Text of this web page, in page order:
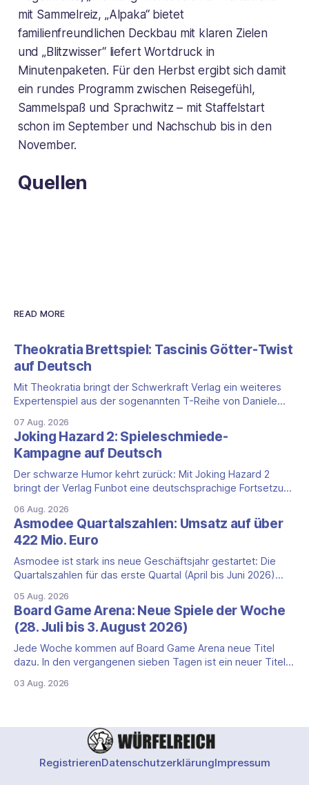
mit Sammelreiz, „Alpaka“ bietet
familienfreundlichen Deckbau mit klaren Zielen
und „Blitzwisser“ liefert Wortdruck in
Minutenpaketen. Für den Herbst ergibt sich damit
ein rundes Programm zwischen Reisegefühl,
Sammelspaß und Sprachwitz – mit Staffelstart
schon im September und Nachschub bis in den
November.
Quellen
READ MORE
Theokratia Brettspiel: Tascinis Götter-Twist
auf Deutsch
Mit Theokratia bringt der Schwerkraft Verlag ein weiteres
Expertenspiel aus der sogenannten T-Reihe von Daniele
Tekhenu und Tzolk'in gehören. Der Aufhänger ist ein
ungewöhnlicher Perspektivwechsel: Sie steuern nicht die
eigene Zivilisation, sondern eine hochentwickelte
außerirdische Gottheit, die vier
07 Aug. 2026
Joking Hazard 2: Spieleschmiede-
Kampagne auf Deutsch
Der schwarze Humor kehrt zurück: Mit Joking Hazard 2
bringt der Verlag Funbot eine deutschsprachige Fortsetzung
Happiness (Explosm) auf die Spieleschmiede. Wir ordnen
ein, was die Kampagne unter dem Motto „Die fiesen
Comics sind zurück!" bietet und wo sie schweigt.
06 Aug. 2026
Asmodee Quartalszahlen: Umsatz auf über
422 Mio. Euro
Asmodee ist stark ins neue Geschäftsjahr gestartet: Die
Quartalszahlen für das erste Quartal (April bis Juni 2026)
Prozent auf 422,1 Millionen Euro. Getragen wird das
Wachstum weiter von den Sammelkartenspielen, doch
erstmals seit Monaten zeigt auch das klassische
Brettspielgeschäft wieder
05 Aug. 2026
Board Game Arena: Neue Spiele der Woche
(28. Juli bis 3. August 2026)
Jede Woche kommen auf Board Game Arena neue Titel
dazu. In den vergangenen sieben Tagen ist ein neuer Titel
bekanntesten kooperativen Zombiespiele. Wir stellen dir
Zombicide: 2nd
03 Aug. 2026
RegistrierenDatenschutzerklärungImpressum